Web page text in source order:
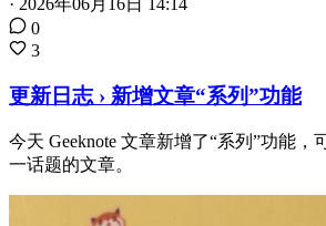
0
3
更新日志 › 新增文章“系列”功能
今天 Geeknote 文章新增了“系列”功能，
一话题的文章。